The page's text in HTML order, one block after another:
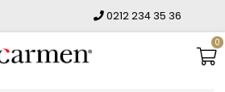
0212 234 35 36
0